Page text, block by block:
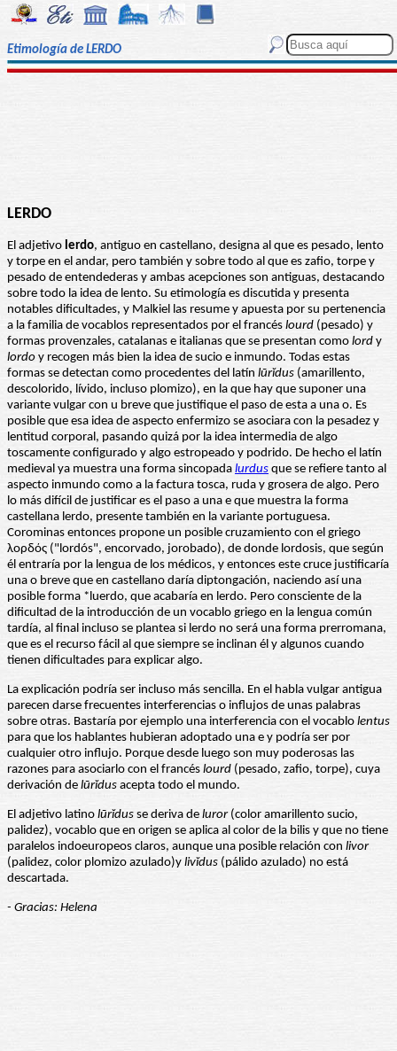
Etimología de LERDO
LERDO
El adjetivo lerdo, antiguo en castellano, designa al que es pesado, lento
y torpe en el andar, pero también y sobre todo al que es zafio, torpe y
pesado de entendederas y ambas acepciones son antiguas, destacando
sobre todo la idea de lento. Su etimología es discutida y presenta
notables dificultades, y Malkiel las resume y apuesta por su pertenencia
a la familia de vocablos representados por el francés lourd (pesado) y
formas provenzales, catalanas e italianas que se presentan como lord y
lordo y recogen más bien la idea de sucio e inmundo. Todas estas
formas se detectan como procedentes del latín lūrĭdus (amarillento,
descolorido, lívido, incluso plomizo), en la que hay que suponer una
variante vulgar con u breve que justifique el paso de esta a una o. Es
posible que esa idea de aspecto enfermizo se asociara con la pesadez y
lentitud corporal, pasando quizá por la idea intermedia de algo
toscamente configurado y algo estropeado y podrido. De hecho el latín
medieval ya muestra una forma sincopada lurdus que se refiere tanto al
aspecto inmundo como a la factura tosca, ruda y grosera de algo. Pero
lo más difícil de justificar es el paso a una e que muestra la forma
castellana lerdo, presente también en la variante portuguesa.
Corominas entonces propone un posible cruzamiento con el griego
λορδός ("lordós", encorvado, jorobado), de donde lordosis, que según
él entraría por la lengua de los médicos, y entonces este cruce justificaría
una o breve que en castellano daría diptongación, naciendo así una
posible forma *luerdo, que acabaría en lerdo. Pero consciente de la
dificultad de la introducción de un vocablo griego en la lengua común
tardía, al final incluso se plantea si lerdo no será una forma prerromana,
que es el recurso fácil al que siempre se inclinan él y algunos cuando
tienen dificultades para explicar algo.
La explicación podría ser incluso más sencilla. En el habla vulgar antigua
parecen darse frecuentes interferencias o influjos de unas palabras
sobre otras. Bastaría por ejemplo una interferencia con el vocablo lentus
para que los hablantes hubieran adoptado una e y podría ser por
cualquier otro influjo. Porque desde luego son muy poderosas las
razones para asociarlo con el francés lourd (pesado, zafio, torpe), cuya
derivación de lūrĭdus acepta todo el mundo.
El adjetivo latino lūrĭdus se deriva de luror(color amarillento sucio,
palidez), vocablo que en origen se aplica al color de la bilis y que no tiene
paralelos indoeuropeos claros, aunque una posible relación con livor
(palidez, color plomizo azulado)y livĭdus (pálido azulado) no está
descartada.
- Gracias: Helena